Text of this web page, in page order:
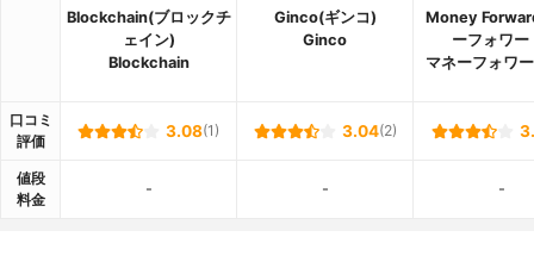
Blockchain(ブロックチ
ェイン)
Blockchain
Ginco(ギンコ)
Ginco
Money
ーフォワー
マネーフォワ
口コミ
評価
3.08(1) 3.04(2)
値段
料金
- - -